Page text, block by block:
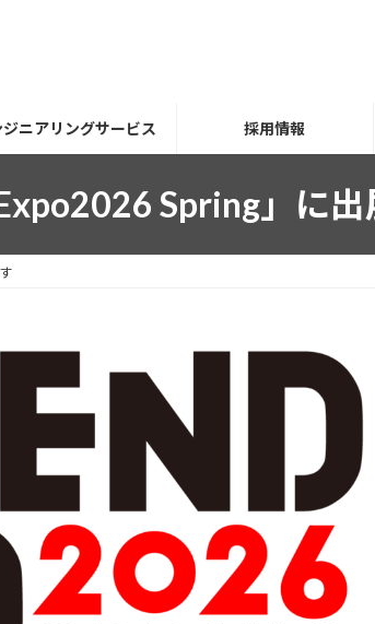
ジニアリングサービス 採用情報
Expo2026 Spring」に